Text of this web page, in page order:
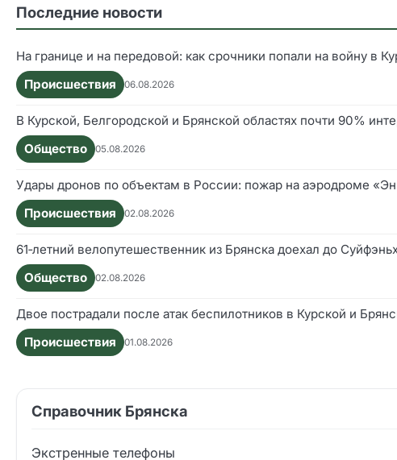
Последние новости
На границе и на передовой: как срочники попали на войну в
Происшествия
06.08.2026
В Курской, Белгородской и Брянской областях почти 90%
Общество
05.08.2026
Удары дронов по объектам в России: пожар на аэродроме
Происшествия
02.08.2026
61‑летний велопутешественник из Брянска доехал до
Общество
02.08.2026
Двое пострадали после атак беспилотников в Курской и
Происшествия
01.08.2026
Справочник Брянска
Экстренные телефоны